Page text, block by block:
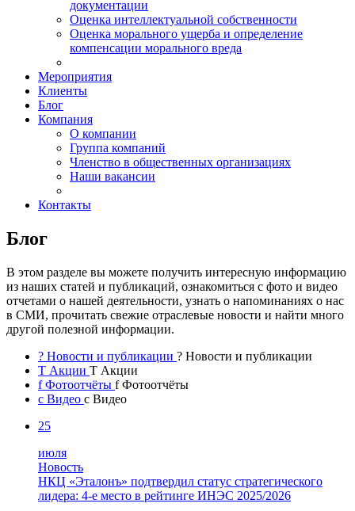
документации
Оценка интеллектуальной собственности
Оценка морального ущерба и определение
компенсации морального вреда
Мероприятия
Клиенты
Блог
Компания
О компании
Группа компаний
Членство в общественных организациях
Наши вакансии
Контакты
Блог
В этом разделе вы можете получить интересную информацию
из наших статей и публикаций, ознакомиться с фото и видео
отчетами о нашей деятельности, узнать о напоминаниях о нас
в СМИ, прочитать свежие отраслевые новости и найти много
другой полезной информации.
? Новости и публикации ? Новости и публикации
T Акции T Акции
f Фотоотчёты fФотоотчёты
c Видео c Видео
25
июля
Новость
НКЦ «Эталонъ» подтвердил статус стратегического
лидера: 4-е место в рейтинге ИНЭС 2025/2026